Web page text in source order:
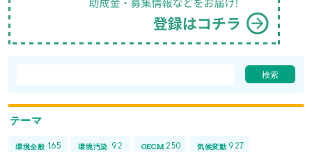
テーマ
環境全般 165 環境汚染 92 OECM 250 気候変動 927